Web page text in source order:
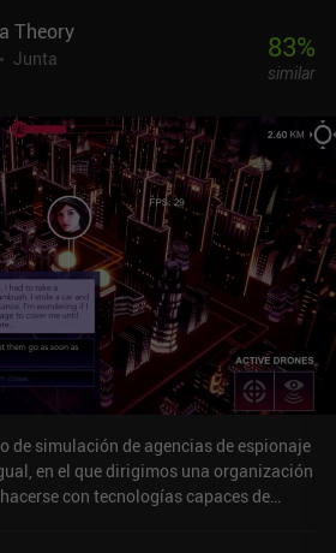
Theory
Junta
83%
similar
de simulación de agencias de espionaje
en el que dirigimos una organización
con tecnologías capaces de